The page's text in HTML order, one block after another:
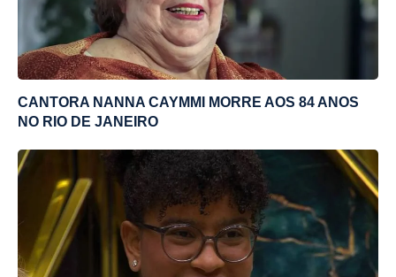
CANTORA NANNA CAYMMI MORRE AOS 84 ANOS
NO RIO DE JANEIRO